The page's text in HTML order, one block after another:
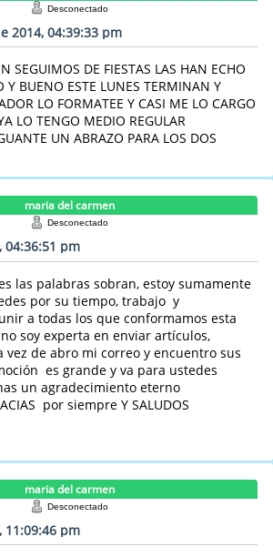
Desconectado
2014, 04:39:33 pm
SEGUIMOS DE FIESTAS LAS HAN ECHO
Y BUENO ESTE LUNES TERMINAN Y
LO FORMATEE Y CASI ME LO CARGO
LO TENGO MEDIO REGULAR
UN ABRAZO PARA LOS DOS
maria del carmen
Desconectado
04:36:51 pm
las palabras sobran, estoy sumamente
por su tiempo, trabajo y
a todas los que conformamos esta
soy experta en enviar artículos,
vez de abro mi correo y encuentro sus
es grande y va para ustedes
un agradecimiento eterno
por siempre Y SALUDOS
maria del carmen
Desconectado
11:09:46 pm